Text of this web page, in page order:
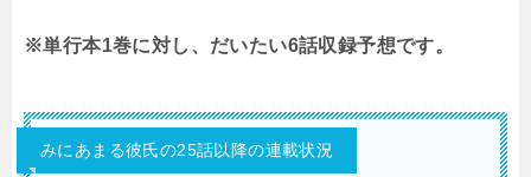
※単行本1巻に対し、だいたい6話収録予想です。
みにあまる彼氏の25話以降の連載状況